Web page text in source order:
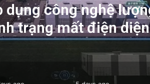
dụng công nghệ
trạng mất điện